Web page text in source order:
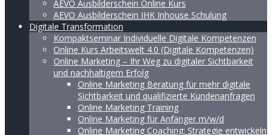
AEVO Ausbilderschein Online Kurs
AEVO Ausbilderschein IHK Inhouse Schulung
Digitale Transformation
Kompaktseminar Individuelle Digitale Kompetenzen
Online Kurs Arbeitswelt 4.0 (Digitale Kompetenzen)
Online Marketing – Ihr Weg zu digitaler Sichtbarkeit
und nachhaltigem Erfolg
Online Marketing Beratung für mehr digitale
Sichtbarkeit und qualifizierte Kundenanfragen
Online Marketing Training
Online Marketing für Anfänger m/w/d
Online Marketing Coaching: Strategie entwickeln